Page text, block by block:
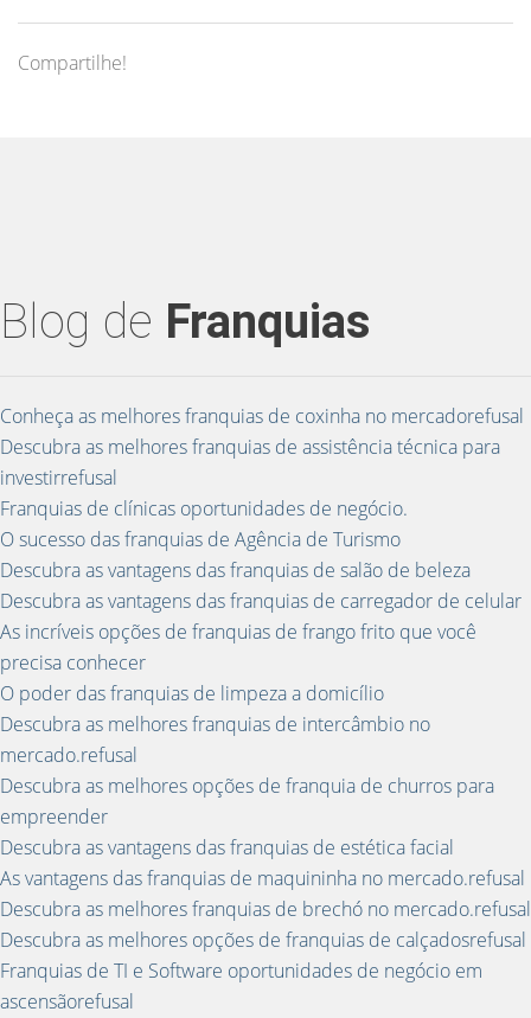
Compartilhe!
Blog de Franquias
Conheça as melhores franquias de coxinha no mercadorefusal
Descubra as melhores franquias de assistência técnica para
investirrefusal
Franquias de clínicas oportunidades de negócio.
O sucesso das franquias de Agência de Turismo
Descubra as vantagens das franquias de salão de beleza
Descubra as vantagens das franquias de carregador de celular
As incríveis opções de franquias de frango frito que você
precisa conhecer
O poder das franquias de limpeza a domicílio
Descubra as melhores franquias de intercâmbio no
mercado.refusal
Descubra as melhores opções de franquia de churros para
empreender
Descubra as vantagens das franquias de estética facial
As vantagens das franquias de maquininha no mercado.refusal
Descubra as melhores franquias de brechó no mercado.refusal
Descubra as melhores opções de franquias de calçadosrefusal
Franquias de TI e Software oportunidades de negócio em
ascensãorefusal